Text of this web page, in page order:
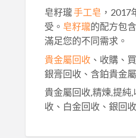
皂籽瓏手工皂 ，
受。 皂籽瓏的配方包
滿足您的不同需求。
貴金屬回收、收購、
銀膏回收、含鉑貴金
貴金屬回收,精煉,提純
收、白金回收、銀回